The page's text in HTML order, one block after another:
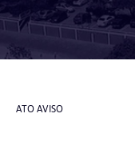
ATO AVISO